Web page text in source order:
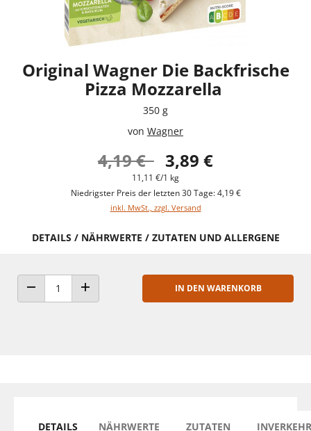
Original Wagner Die Backfrische
Pizza Mozzarella
350 g
von Wagner
4,19 € 3,89 €
11,11 €/1 kg
Niedrigster Preis der letzten 30 Tage: 4,19 €
inkl. MwSt., zzgl. Versand
DETAILS / NÄHRWERTE / ZUTATEN UND ALLERGENE
ANZAHL VERRINGERNANZAHL ERHÖHEN
IN DEN WARENKORB
DETAILS NÄHRWERTE
ZUTATEN